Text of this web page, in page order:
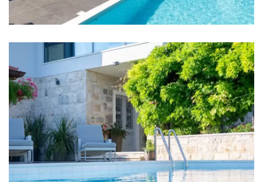
Badezimmer 3: En suite, Waschbecken, Toilette,
Badezimmer 4: En suite, Waschbecken, Toilette,
Dusche
Waschmaschine
Haartrockner